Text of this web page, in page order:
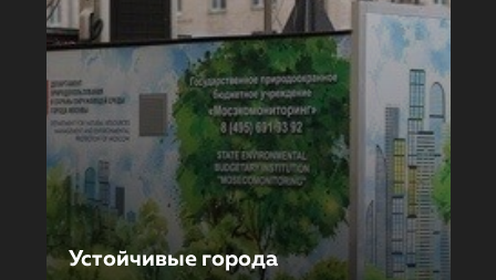
Устойчивые города